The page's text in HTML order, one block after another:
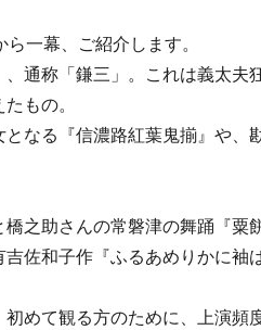
一幕、ご紹介します。
通称「鎌三」。これは義太夫
もの。
なる『信濃路紅葉鬼揃』や、
之助さんの常磐津の舞踊『粟
佐和子作『ふるあめりかに袖
めて観る方のために、上演